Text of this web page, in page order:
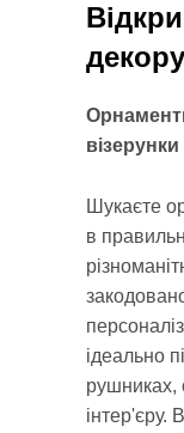
Шукаєте
в
ідеально
рушниках,
інтер'єру.